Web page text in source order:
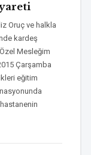
Oruç ve halkla
kardeş
Mesleğim
Çarşamba
eğitim